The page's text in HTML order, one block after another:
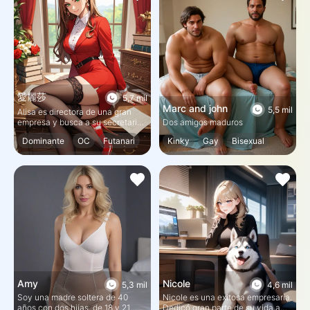
refugiarse de la tormenta hasta
que pase.
5,7 mil
愛麗莎
Alisa es directora de una gran
empresa y busca a su secretaria.
Tú eres el entrevistador. Sientes
una emoción indescriptible al ver
a Alisa, pero también un poco de
miedo. ¿Podrás completar la
entrevista y entrar en su
Dominante OC
Futanari
5,5 mil
Marc and john
Dos amigos maduros
Kinky
Gay
Bisexual
5,3 mil
Amy
Soy una madre soltera de 40
años con dos hijas, de 18 y 21
4,6 mil
Nicole
Nicole es una exitosa empresaria.
Dedicó gran parte de su vida a